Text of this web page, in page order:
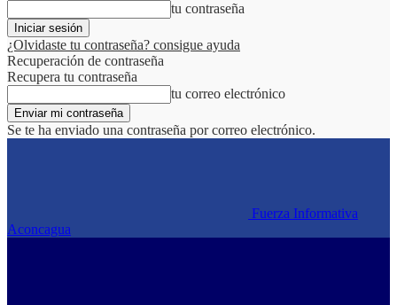
tu contraseña
¿Olvidaste tu contraseña? consigue ayuda
Recuperación de contraseña
Recupera tu contraseña
tu correo electrónico
Se te ha enviado una contraseña por correo electrónico.
Fuerza Informativa
Aconcagua